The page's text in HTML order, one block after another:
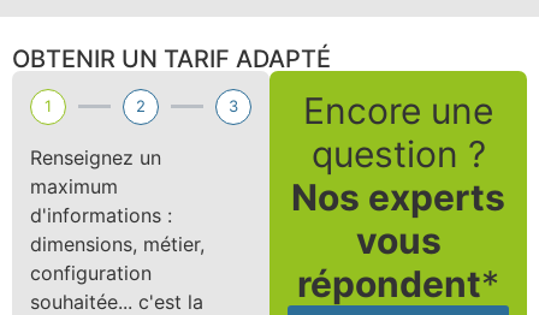
OBTENIR UN TARIF ADAPTÉ
1 2 3
Renseignez un
maximum
d'informations :
dimensions, métier,
configuration
souhaitée... c'est la
Encore une
question ?
Nos experts
vous
répondent*